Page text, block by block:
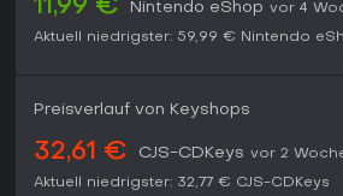
11,99 € Nintendo eShop vor 4
Aktuell niedrigster: 59,99 € Nintendo
Preisverlauf von Keyshops
32,61 € CJS-CDKeys vor 2
Aktuell niedrigster: 32,77 € CJS-CDKeys